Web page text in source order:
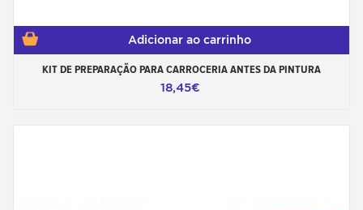
Adicionar ao carrinho
KIT DE PREPARAÇÃO PARA CARROCERIA ANTES DA PINTURA
18,45€